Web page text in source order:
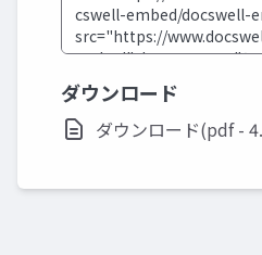
ダウンロード
ダウンロード(pdf -